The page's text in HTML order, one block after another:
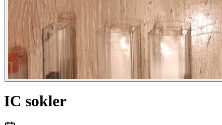
IC sokler